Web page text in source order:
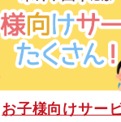
お子様向けサー